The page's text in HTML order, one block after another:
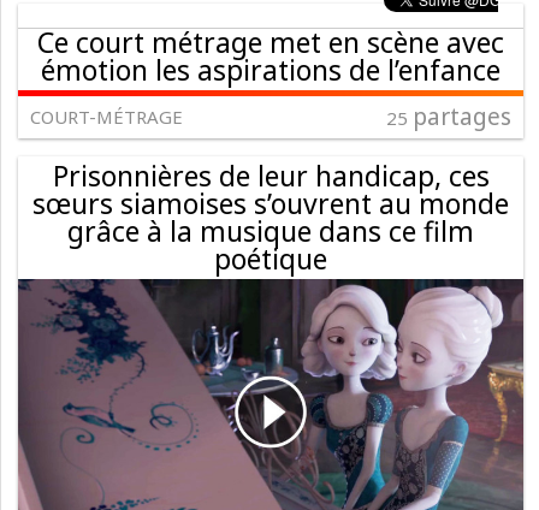
Ce court métrage met en scène avec
émotion les aspirations de l’enfance
COURT-MÉTRAGE 25 partages
Prisonnières de leur handicap, ces
sœurs siamoises s’ouvrent au monde
grâce à la musique dans ce film
poétique